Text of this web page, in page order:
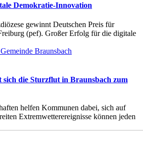
Demokratie-Innovation
gewinnt Deutschen Preis für
(pef). Großer Erfolg für die digitale
sich die Sturzflut in Braunsbach zum
helfen Kommunen dabei, sich auf
Extremwetterereignisse können jeden